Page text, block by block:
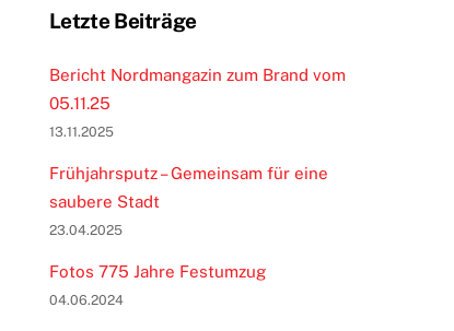
Letzte Beiträge
Bericht Nordmangazin zum Brand vom
05.11.25
13.11.2025
Frühjahrsputz – Gemeinsam für eine
saubere Stadt
23.04.2025
Fotos 775 Jahre Festumzug
04.06.2024